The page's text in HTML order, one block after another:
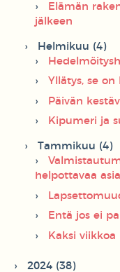
Elämän
jälkeen
Helmikuu (4)
Yllätys, se on
Päivän
Kipumeri ja
Tammikuu (4)
helpottavaa
Entä jos ei
Kaksi viikkoa
2024 (38)